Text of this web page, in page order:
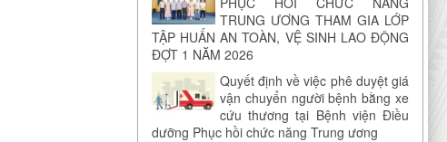
TRUNG ƯƠNG THAM GIA LỚP
TẬP HUẤN AN TOÀN, VỆ SINH LAO ĐỘNG
ĐỢT 1 NĂM 2026
Quyết định về việc phê duyệt giá
vận chuyển người bệnh bằng xe
cứu thương tại Bệnh viện Điều
dưỡng Phục hồi chức năng Trung ương